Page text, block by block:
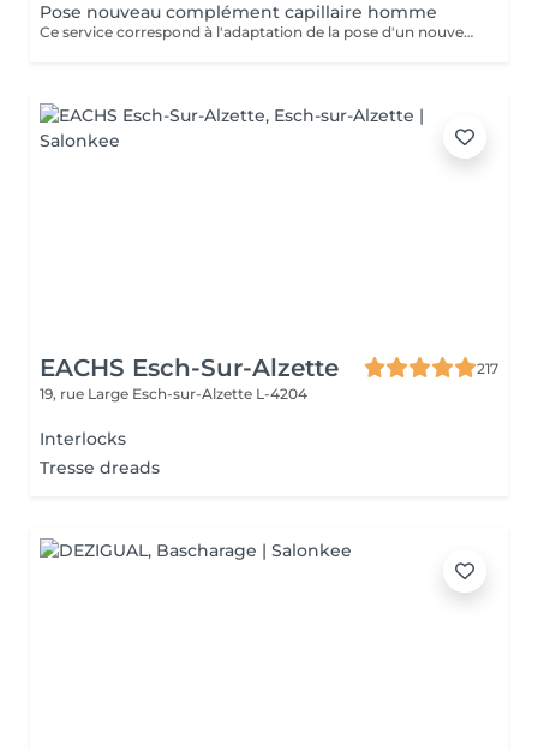
Pose nouveau complément capillaire homme
Ce service correspond à l'adaptation de la pose d'un nouveau complément capillaire (pour un client étant déjà porteur et disposant d'un module de sa tête), sans le prix de la prothèse. Il est également nécessaire de reserver la coupe de celui-ci -> "coupe nouveau complément"
EACHS Esch-Sur-Alzette
217
19, rue Large Esch-sur-Alzette L-4204
Interlocks
Tresse dreads